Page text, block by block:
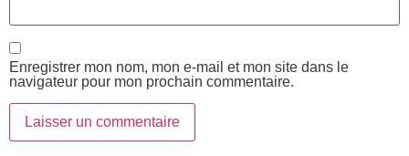
Enregistrer mon nom, mon e-mail et mon site dans le
navigateur pour mon prochain commentaire.